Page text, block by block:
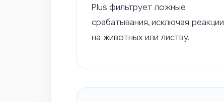
Plus фильтрует ложные
срабатывания, исключая реакции
на животных или листву.